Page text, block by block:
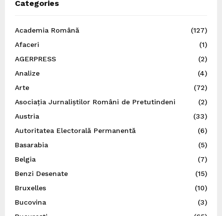
Categories
Academia Română
(127)
Afaceri
(1)
AGERPRESS
(2)
Analize
(4)
Arte
(72)
Asociația Jurnaliștilor Români de Pretutindeni
(2)
Austria
(33)
Autoritatea Electorală Permanentă
(6)
Basarabia
(5)
Belgia
(7)
Benzi Desenate
(15)
Bruxelles
(10)
Bucovina
(3)